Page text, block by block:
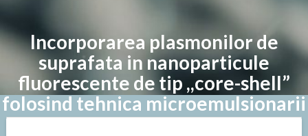
Incorporarea plasmonilor de
suprafata in nanoparticule
fluorescente de tip ,,core-shell”
folosind tehnica microemulsionarii
asistata de fotoreducere